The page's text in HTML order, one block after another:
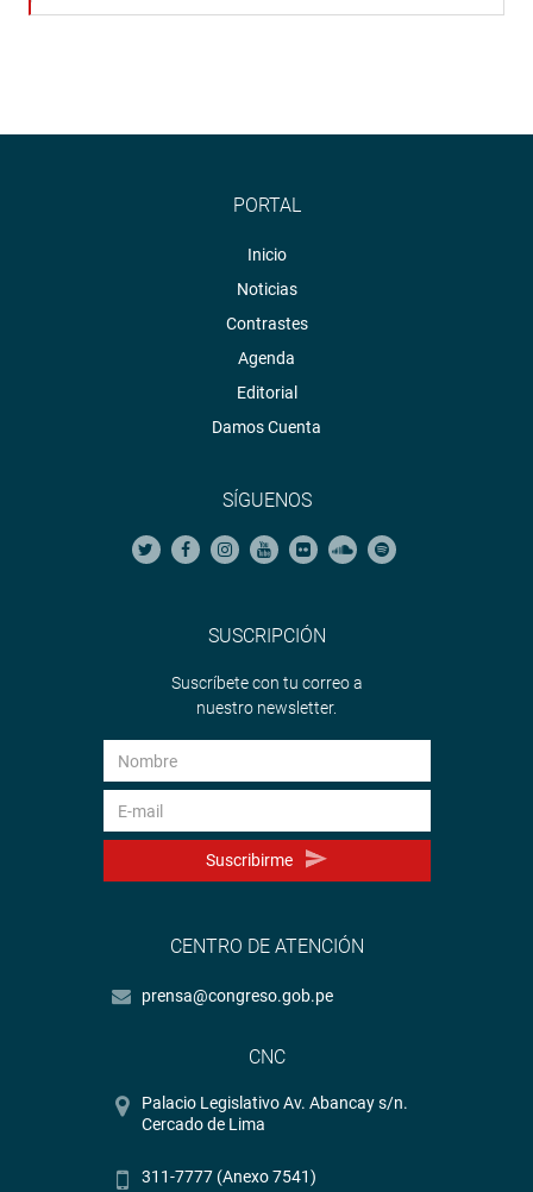
PORTAL
Inicio
Noticias
Contrastes
Agenda
Editorial
Damos Cuenta
SÍGUENOS
SUSCRIPCIÓN
Suscríbete con tu correo a
nuestro newsletter.
Suscribirme
CENTRO DE ATENCIÓN
prensa@congreso.gob.pe
CNC
Palacio Legislativo Av. Abancay s/n.
Cercado de Lima
311-7777 (Anexo 7541)